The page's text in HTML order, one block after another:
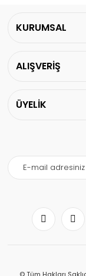
KURUMSAL
ALIŞVERİŞ
ÜYELİK